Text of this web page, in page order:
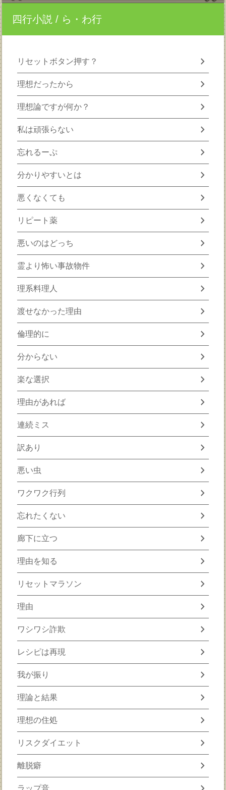
四行小説 / ら・わ行
リセットボタン押す？ chevron_right
理想だったから chevron_right
理想論ですが何か？ chevron_right
私は頑張らない chevron_right
忘れるーぷ chevron_right
分かりやすいとは chevron_right
悪くなくても chevron_right
リピート薬 chevron_right
悪いのはどっち chevron_right
霊より怖い事故物件 chevron_right
理系料理人 chevron_right
渡せなかった理由 chevron_right
倫理的に chevron_right
分からない chevron_right
楽な選択 chevron_right
理由があれば chevron_right
連続ミス chevron_right
訳あり chevron_right
悪い虫 chevron_right
ワクワク行列 chevron_right
忘れたくない chevron_right
廊下に立つ chevron_right
理由を知る chevron_right
リセットマラソン chevron_right
理由 chevron_right
ワシワシ詐欺 chevron_right
レシピは再現 chevron_right
我が振り chevron_right
理論と結果 chevron_right
理想の住処 chevron_right
リスクダイエット chevron_right
離脱癖 chevron_right
ラップ音